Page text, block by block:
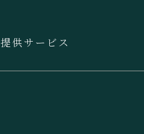
提供サービス